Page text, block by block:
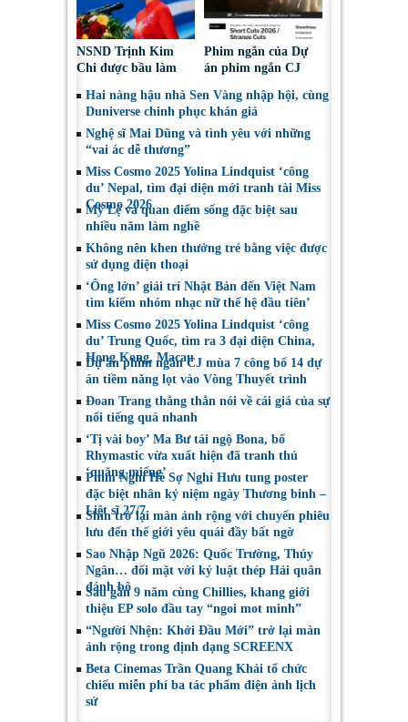
NSND Trịnh Kim
Chi được bầu làm
Nghệ sĩ Sân khấu
Việt Nam
Phim ngắn của Dự
án phim ngắn CJ
tại LHP quốc tế
Toronto 2026
Hai nàng hậu nhà Sen Vàng nhập hội, cùng
Duniverse chinh phục khán giả
Nghệ sĩ Mai Dũng và tình yêu với những
“vai ác dễ thương”
Miss Cosmo 2025 Yolina Lindquist ‘công
du’ Nepal, tìm đại diện mới tranh tài Miss
Cosmo 2026
Mỹ Lệ và quan điểm sống đặc biệt sau
nhiều năm làm nghề
Không nên khen thưởng trẻ bằng việc được
sử dụng điện thoại
‘Ông lớn’ giải trí Nhật Bản đến Việt Nam
tìm kiếm nhóm nhạc nữ thế hệ đầu tiên’
Miss Cosmo 2025 Yolina Lindquist ‘công
du’ Trung Quốc, tìm ra 3 đại diện China,
Hong Kong, Macau
Dự án phim ngắn CJ mùa 7 công bố 14 dự
án tiềm năng lọt vào Vòng Thuyết trình
Đoan Trang thẳng thắn nói về cái giá của sự
nổi tiếng quá nhanh
‘Tị vài boy’ Ma Bư tái ngộ Bona, bố
Rhymastic vừa xuất hiện đã tranh thủ
‘quăng miếng’
Phim Nghỉ Hè Sợ Nghỉ Hưu tung poster
đặc biệt nhân kỷ niệm ngày Thương binh –
Liệt sĩ 27/7
Shin trở lại màn ảnh rộng với chuyến phiêu
lưu đến thế giới yêu quái đầy bất ngờ
Sao Nhập Ngũ 2026: Quốc Trường, Thúy
Ngân… đối mặt với kỷ luật thép Hải quân
đánh bộ
Sau gần 9 năm cùng Chillies, khang giới
thiệu EP solo đầu tay “ngoi mot minh”
“Người Nhện: Khởi Đầu Mới” trở lại màn
ảnh rộng trong định dạng SCREENX
Beta Cinemas Trần Quang Khải tổ chức
chiếu miễn phí ba tác phẩm điện ảnh lịch
sử